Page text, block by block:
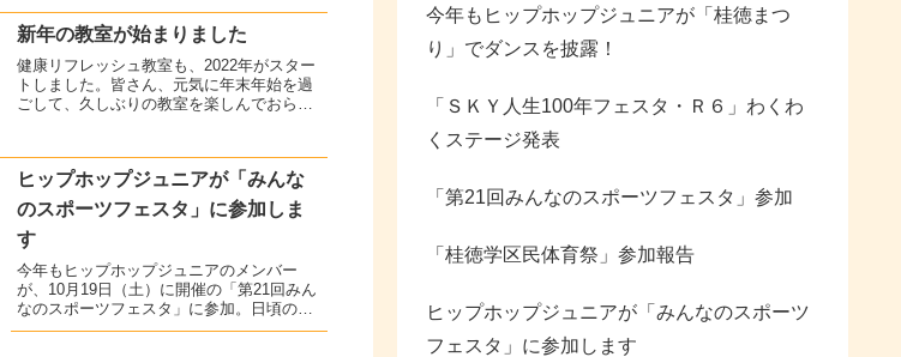
新年の教室が始まりました
健康リフレッシュ教室も、2022年がスター
トしました。皆さん、元気に年末年始を過
ごして、久しぶりの教室を楽しんでおられ
ヒップホップジュニアが「みんな
のスポーツフェスタ」に参加しま
す
今年もヒップホップジュニアのメンバー
が、10月19日（土）に開催の「第21回みん
なのスポーツフェスタ」に参加。日頃の練
習の成果を発揮します！イベント概要日時
今年もヒップホップジュニアが「桂徳まつ
り」でダンスを披露！
「ＳＫＹ人生100年フェスタ・Ｒ６」わくわ
くステージ発表
「第21回みんなのスポーツフェスタ」参加
「桂徳学区民体育祭」参加報告
ヒップホップジュニアが「みんなのスポーツ
フェスタ」に参加します